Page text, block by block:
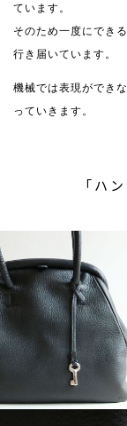
ています。
そのため一度にでき
行き届いています。
機械では表現ができ
っていきます。
「ハ